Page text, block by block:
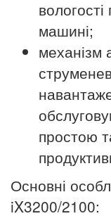
машині;
механізм
простою
Основні
iX3200/2100: